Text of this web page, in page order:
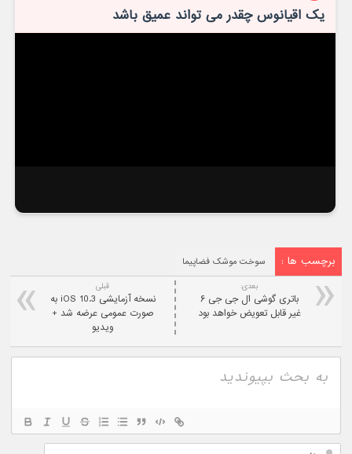
یک اقیانوس چقدر می تواند عمیق باشد
برچسب ها : سوخت موشک فضاپیما
قبلی
نسخه آزمایشی iOS 10.3 به
صورت عمومی عرضه شد +
ویدیو
بعدی:
باتری گوشی ال جی جی ۶
غیر قابل تعویض خواهد بود
نام